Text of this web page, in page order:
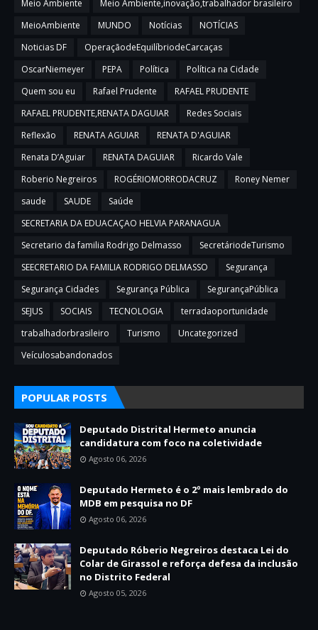
Meio Ambiente
Meio Ambiente,inovação,trabalhador brasileiro
MeioAmbiente
MUNDO Notícias
NOTÍCIAS
Noticias DF
OperaçãodeEquilíbriodeCarcaças
OscarNiemeyer
PEPA Política
Política na Cidade
Quem sou eu
Rafael Prudente
RAFAEL PRUDENTE
RAFAEL PRUDENTE,RENATA DAGUIAR
Redes Sociais
Reflexão
RENATA AGUIAR
RENATA D'AGUIAR
Renata D’Aguiar
RENATA DAGUIAR
Ricardo Vale
Roberio Negreiros
ROGÉRIOMORRODACRUZ
Roney Nemer
saude
SAUDE
Saúde
SECRETARIA DA EDUACAÇAO HELVIA PARANAGUA
Secretario da familia Rodrigo Delmasso
SecretáriodeTurismo
SEECRETARIO DA FAMILIA RODRIGO DELMASSO
Segurança
Segurança Cidades
Segurança Pública
SegurançaPública
SEJUS
SOCIAIS TECNOLOGIA
terradaoportunidade
trabalhadorbrasileiro
Turismo
Uncategorized
Veículosabandonados
POPULAR POSTS
Deputado Distrital Hermeto anuncia
candidatura com foco na coletividade
Agosto 06, 2026
Deputado Hermeto é o 2º mais lembrado do
MDB em pesquisa no DF
Agosto 06, 2026
Deputado Róberio Negreiros destaca Lei do
Colar de Girassol e reforça defesa da inclusão
no Distrito Federal
Agosto 05, 2026